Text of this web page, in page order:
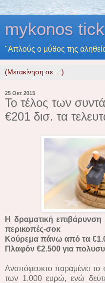
mykonos
"Απλούς ο μύθος της
25 Οκτ 2015
Το τέλος των
€201 δισ. τα
Η δραματική
περικοπές-σοκ
Κούρεμα πάνω από τα
Πλαφόν €2.500 για
Αναπόφευκτο παραμένει
των 1.000 ευρώ, ενώ